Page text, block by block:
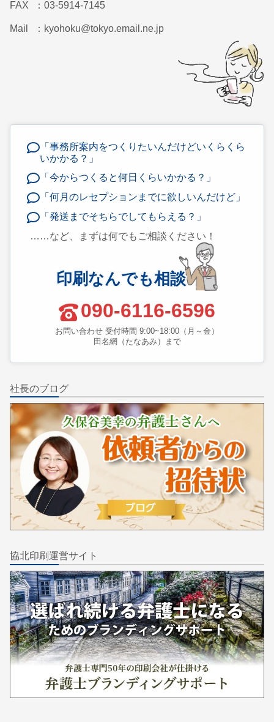
FAX 03-5914-7145
Mail kyohoku@tokyo.email.ne.jp
「事務所案内をつくりたいんだけどいくらくら
いかかる？」
「今からつくると何日くらいかかる？」
「何月のレセプションまでに欲しいんだけど」
「発送までそちらでしてもらえる？」
……など、まずは何でもご相談ください！
印刷なんでも相談
090-6116-6596
お問い合わせ 受付時間 9:00~18:00（月～金）
田名網（たなあみ）まで
社長のブログ
協北印刷運営サイト